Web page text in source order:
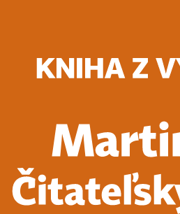
Vyhľadávanie
Prihlásiť
Vyhľadávanie